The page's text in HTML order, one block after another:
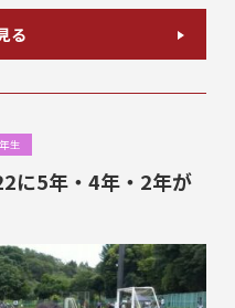
る
生
に5年・4年・2年が